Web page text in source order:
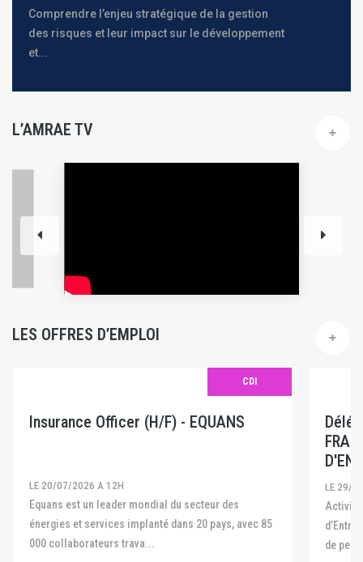
Comprendre l’enjeu stratégique de la gestion
des risques et leur impact sur le développement
et...
L’AMRAE TV
LES OFFRES D’EMPLOI
CDI
Insurance Officer (H/F) - EQUANS
LE 20/07/2026 A 12H
Equans est un leader mondial du secteur des
énergies et services implanté dans 20 pays, avec 85
000 collaborateurs trava...
LE 29/
Activité La Fédération Française des Captives
de